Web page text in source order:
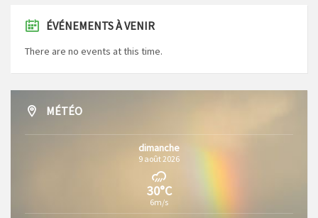
ÉVÉNEMENTS À VENIR
There are no events at this time.
MÉTÉO
dimanche
9 août 2026
30°C
6m/s